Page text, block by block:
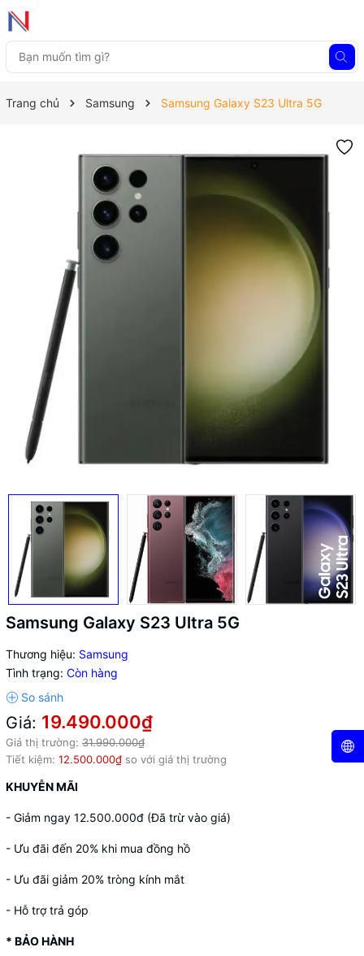
Trang chủ Samsung Samsung Galaxy S23 Ultra 5G
Samsung Galaxy S23 Ultra 5G
Thương hiệu: Samsung
Tình trạng: Còn hàng
Giá: 19.490.000₫
Giá thị trường: 31.990.000₫
Tiết kiệm: 12.500.000₫ so với giá thị trường
KHUYỄN MÃI
- Giảm ngay 12.500.000đ (Đã trừ vào giá)
- Ưu đãi đến 20% khi mua đồng hồ
- Ưu đãi giảm 20% tròng kính mắt
- Hỗ trợ trả góp
* BẢO HÀNH